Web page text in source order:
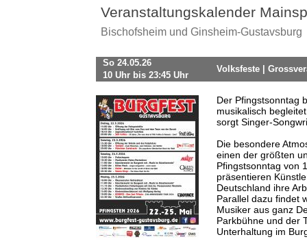
Veranstaltungskalender
Bischofsheim und Ginsheim-Gustavsburg
So 24.05.26
10 Uhr bis 23:45 Uhr
Volksfeste |
Der Pfingstsonntag
musikalisch
sorgt Singer-
Die besondere
einen der größten
Pfingstsonntag von
präsentieren
Deutschland ihre
Parallel dazu findet
Musiker aus ganz
Parkbühne und der
Unterhaltung im